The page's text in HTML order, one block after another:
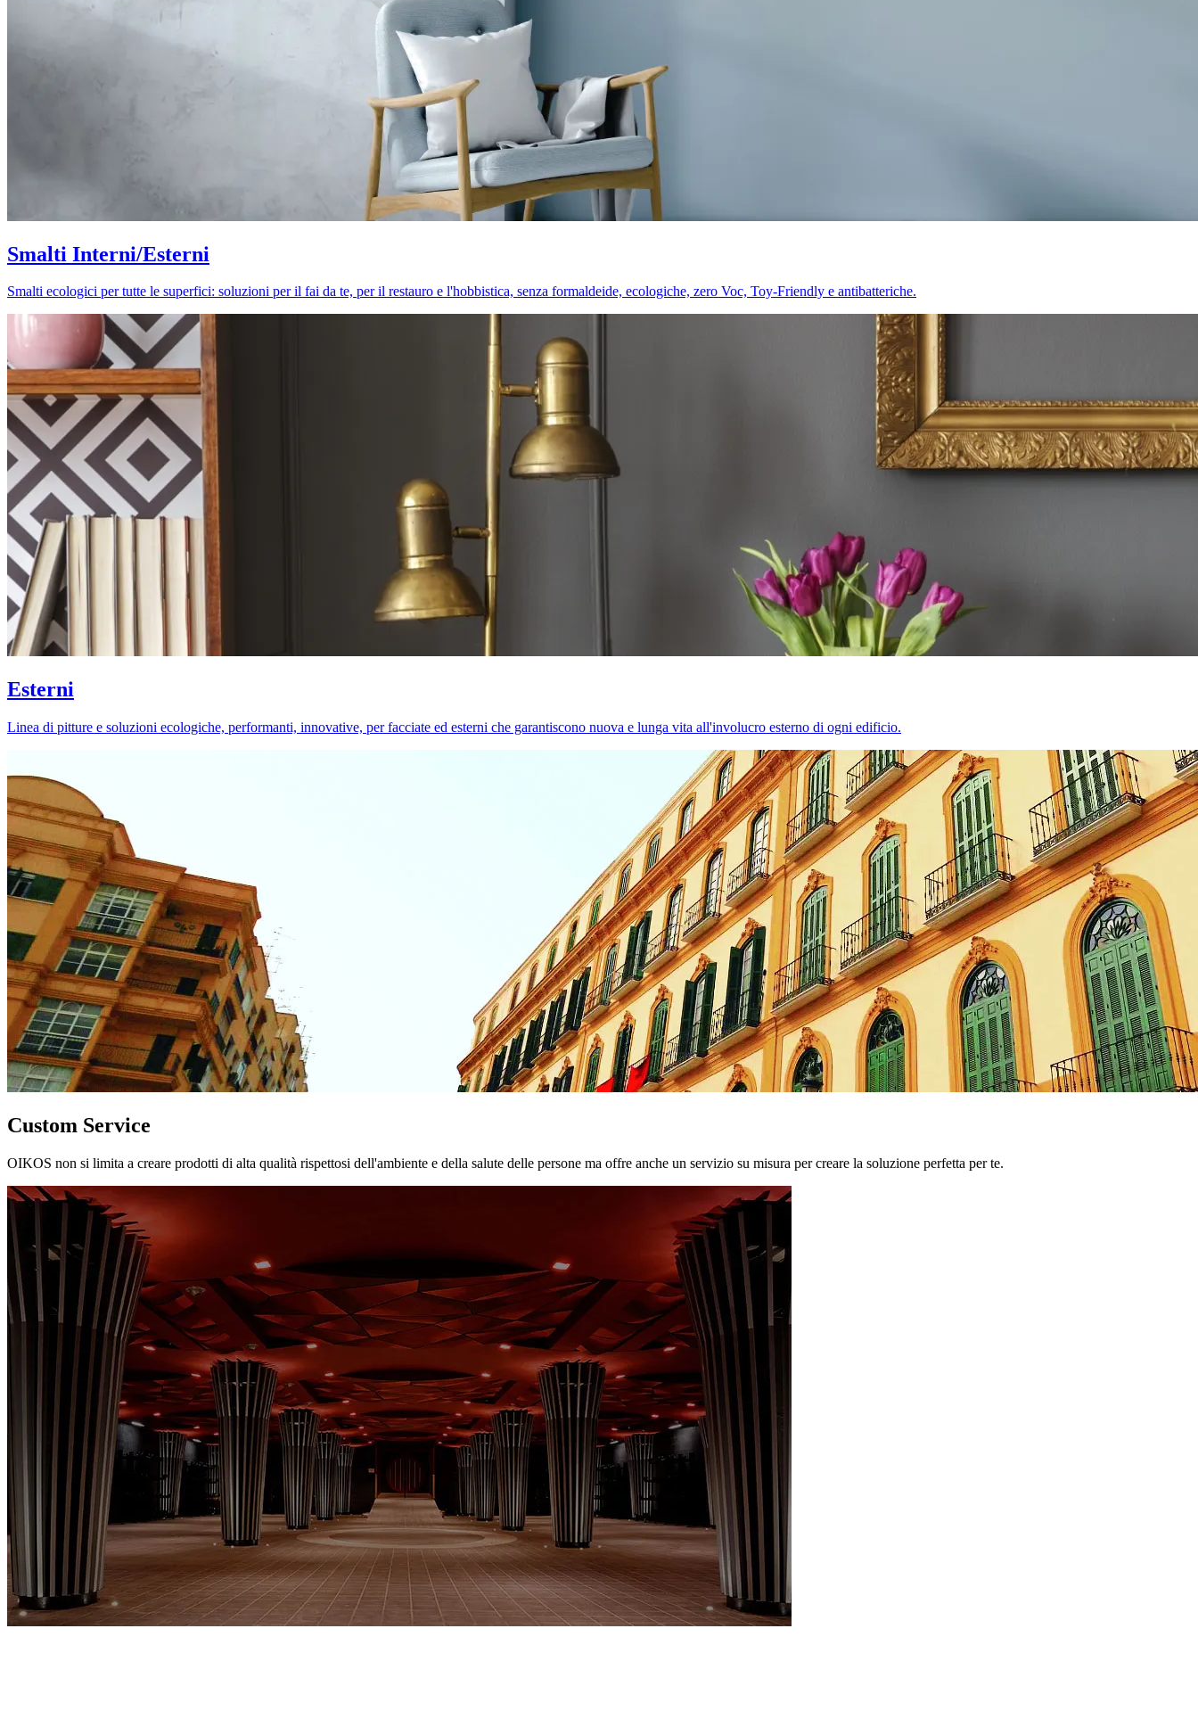
Smalti Interni/Esterni
Smalti ecologici per tutte le superfici: soluzioni per il fai da te, per il restauro e l'hobbistica, senza formaldeide, ecologiche, zero Voc, Toy-Friendly e antibatteriche.
Esterni
Linea di pitture e soluzioni ecologiche, performanti, innovative, per facciate ed esterni che garantiscono nuova e lunga vita all'involucro esterno di ogni edificio.
Custom Service
OIKOS non si limita a creare prodotti di alta qualità rispettosi dell'ambiente e della salute delle persone ma offre anche un servizio su misura per creare la soluzione perfetta per te.